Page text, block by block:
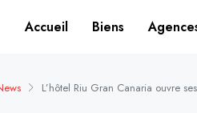
Accueil Biens
L’hôtel Riu Gran Canaria ouvre